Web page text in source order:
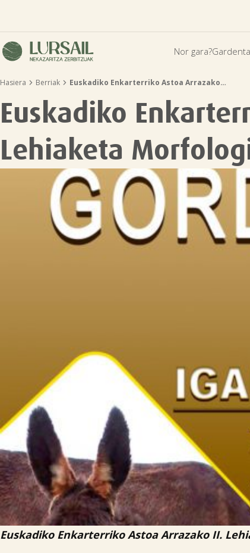
Nor gara?
Hasiera  Berriak  Euskadiko Enkarterriko Astoa Arrazako…
Euskadiko
Lehiaketa
Euskadiko Enkarterriko Astoa Arrazako II.